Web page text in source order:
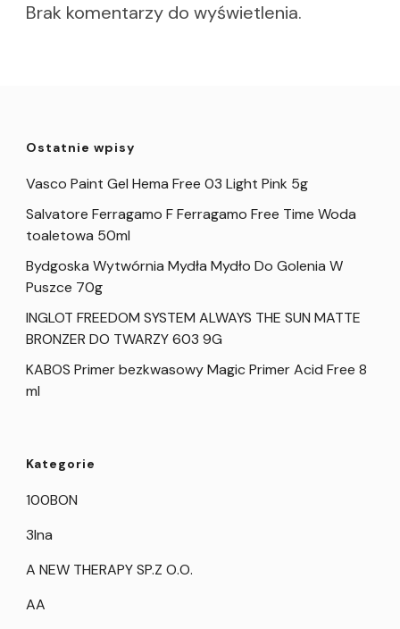
Brak komentarzy do wyświetlenia.
Ostatnie wpisy
Vasco Paint Gel Hema Free 03 Light Pink 5g
Salvatore Ferragamo F Ferragamo Free Time Woda
toaletowa 50ml
Bydgoska Wytwórnia Mydła Mydło Do Golenia W
Puszce 70g
INGLOT FREEDOM SYSTEM ALWAYS THE SUN MATTE
BRONZER DO TWARZY 603 9G
KABOS Primer bezkwasowy Magic Primer Acid Free 8
ml
Kategorie
100BON
3Ina
A NEW THERAPY SP.Z O.O.
AA